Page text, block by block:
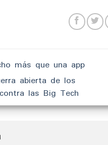
más que una app
abierta de los
las Big Tech